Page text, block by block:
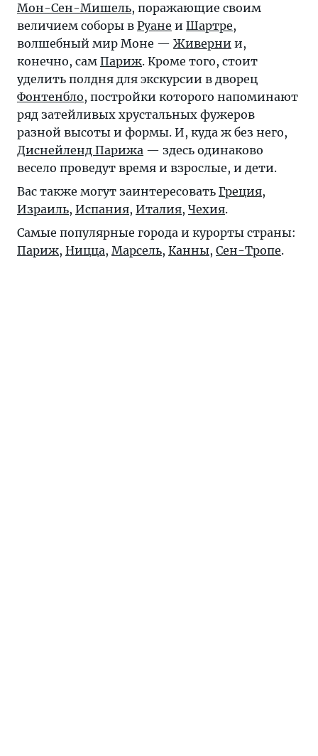
Мон-Сен-Мишель, поражающие своим
величием соборы в Руане и Шартре,
волшебный мир Моне — Живерни и,
конечно, сам Париж. Кроме того, стоит
уделить полдня для экскурсии в дворец
Фонтенбло, постройки которого напоминают
ряд затейливых хрустальных фужеров
разной высоты и формы. И, куда ж без него,
Диснейленд Парижа — здесь одинаково
весело проведут время и взрослые, и дети.
Вас также могут заинтересовать Греция,
Израиль, Испания, Италия, Чехия.
Самые популярные города и курорты страны:
Париж, Ницца, Марсель, Канны, Сен-Тропе.